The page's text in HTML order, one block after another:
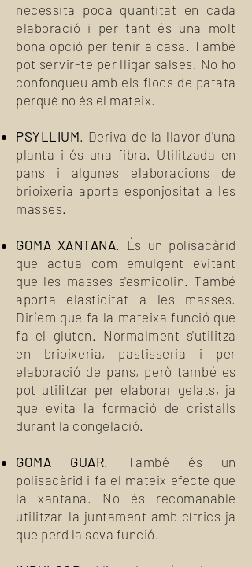
necessita poca quantitat en cada
elaboració i per tant és una molt
bona opció per tenir a casa. També
pot servir-te per lligar salses. No ho
confongueu amb els flocs de patata
perquè no és el mateix.
PSYLLIUM. Deriva de la llavor d'una
planta i és una fibra. Utilitzada en
pans i algunes elaboracions de
brioixeria aporta esponjositat a les
masses.
GOMA XANTANA. És un polisacàrid
que actua com emulgent evitant
que les masses s'esmicolin. També
aporta elasticitat a les masses.
Diríem que fa la mateixa funció que
fa el gluten. Normalment s'utilitza
en brioixeria, pastisseria i per
elaboració de pans, però també es
pot utilitzar per elaborar gelats, ja
que evita la formació de cristalls
durant la congelació.
GOMA GUAR. També és un
polisacàrid i fa el mateix efecte que
la xantana. No és recomanable
utilitzar-la juntament amb cítrics ja
que perd la seva funció.